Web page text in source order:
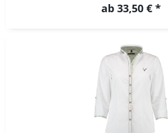
ab 33,50 € *